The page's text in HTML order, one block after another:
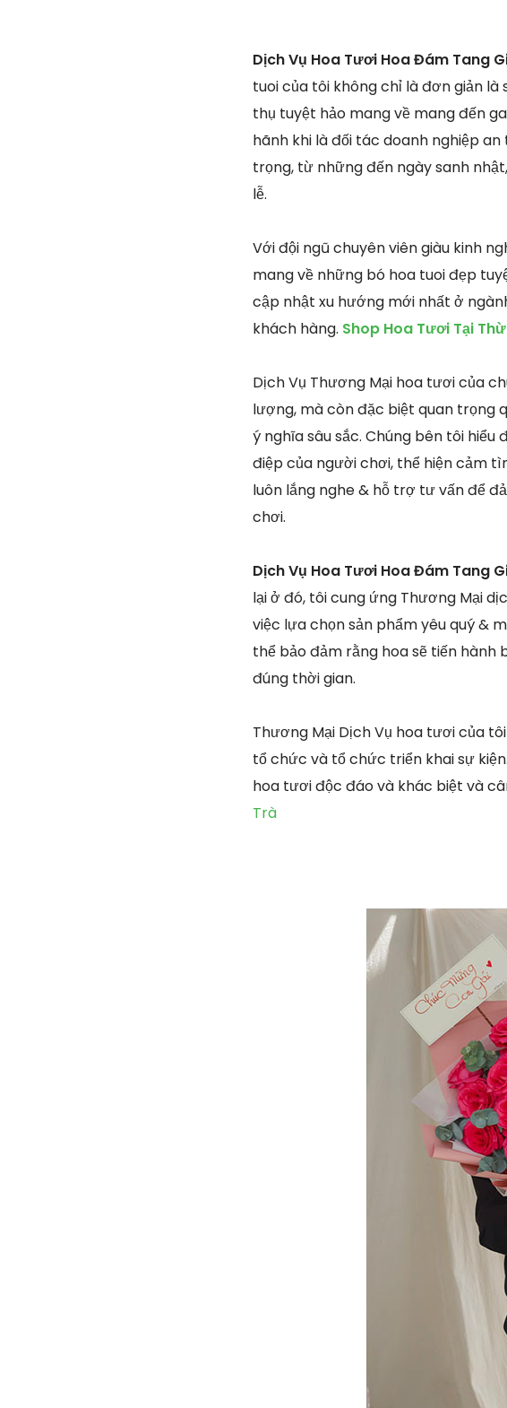
Dịch Vụ Hoa Tươi Hoa Đám Tang
tuoi của tôi không chỉ là đơn giản
thụ tuyệt hảo mang về mang đến
hãnh khi là đối tác doanh nghiệp
trọng, từ những đến ngày sanh
lễ.
Với đội ngũ chuyên viên giàu kinh
mang về những bó hoa tuoi đẹp
cập nhật xu hướng mới nhất ở
khách hàng. Shop Hoa Tươi Tại
Dịch Vụ Thương Mại hoa tươi của
lượng, mà còn đặc biệt quan trọng
ý nghĩa sâu sắc. Chúng bên tôi
điệp của người chơi, thể hiện cảm
luôn lắng nghe & hỗ trợ tư vấn để
chơi.
Dịch Vụ Hoa Tươi Hoa Đám Tang
lại ở đó, tôi cung ứng Thương Mại
việc lựa chọn sản phẩm yêu quý &
thể bảo đảm rằng hoa sẽ tiến hành
đúng thời gian.
Thương Mại Dịch Vụ hoa tươi của
tổ chức và tổ chức triển khai sự
hoa tươi độc đáo và khác biệt và
Trà